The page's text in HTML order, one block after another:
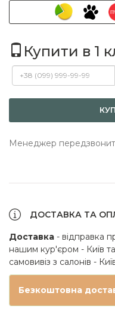
Купити в 1
Менеджер
ДОСТАВКА ТА
Доставка - відправка
нашим кур'єром - Київ
самовивіз з салонів -
Безкоштовна